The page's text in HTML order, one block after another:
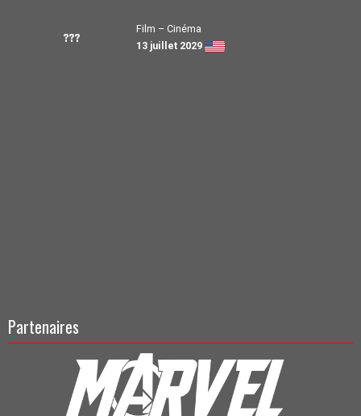
???
Film – Cinéma
13 juillet 2029
Partenaires